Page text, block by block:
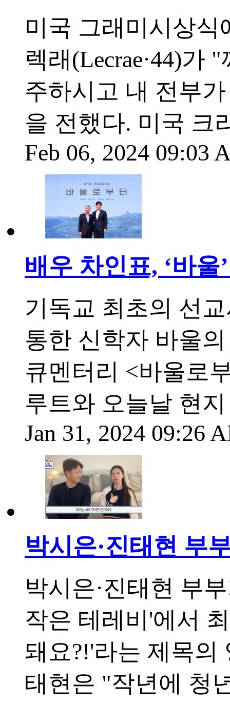
미국 그래미시상식
렉래(Lecrae·44)가
주하시고 내 전부
을 전했다. 미국 크
Feb 06, 2024 09:03
배우 차인표, ‘바
기독교 최초의 선
통한 신학자 바울
큐멘터리 <바울로
루트와 오늘날 현
Jan 31, 2024 09:26
박시은·진태현 부
박시은·진태현 부
작은 테레비'에서
돼요?!'라는 제목의
태현은 "작년에 청